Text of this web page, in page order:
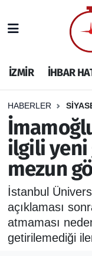
İZMİR İHBAR
HABERLER
ilgili yeni
mezun
İstanbul
açıklaması
atmaması
getirilemediği
İHBAR
DEPREM
GENEL
EKONOMİ
SİYASET
SPOR
İzmir
İzmir Hava
İzmir Namaz
İzmir Trafik
Puan
Tüm
Son Dakika